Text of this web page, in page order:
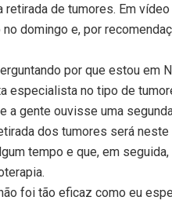
retirada de tumores. Em
domingo e, por
por que estou em
especialista no tipo de
a gente ouvisse uma
dos tumores será
tempo e que, em
foi tão eficaz como eu